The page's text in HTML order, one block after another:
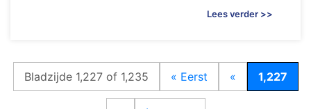
Lees verder >>
Bladzijde 1,227 of 1,235 « Eerst « 1,227